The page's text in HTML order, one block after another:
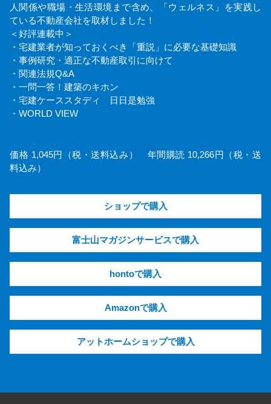
人関係や職場・生活環境まで含め、「ウェルネス」を実践し
ている不動産会社を取材しました！
＜好評連載中＞
・宅建業者が知っておくべき「重説」に必要な基礎知識
・事例研究・適正な不動産取引に向けて
・関連法規Q&A
・一問一答！建築のキホン
・宅建ケーススタディ 日日是勉強
・WORLD VIEW
価格 1,045円（税・送料込み） 年間購読 10,266円（税・送
料込み）
ショップで購入
富士山マガジンサービスで購入
hontoで購入
Amazonで購入
アットホームショップで購入